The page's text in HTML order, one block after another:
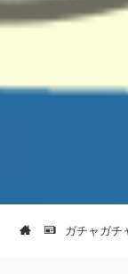
ガチャガチ